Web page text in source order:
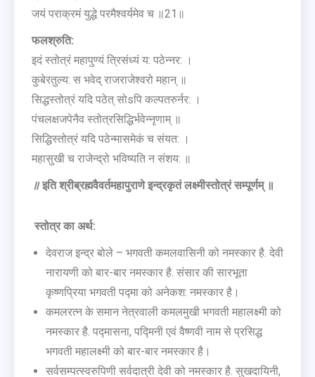
जयं पराक्रमं युद्धे परमैश्वर्यमेव च ॥21॥
फलश्रुति:
इदं स्तोत्रं महापुण्यं त्रिसंध्यं य: पठेन्नर: ।
कुबेरतुल्य: स भवेद् राजराजेश्वरो महान् ॥
सिद्धस्तोत्रं यदि पठेत् सोsपि कल्पतरुर्नर: ।
पंचलक्षजपेनैव स्तोत्रसिद्धिर्भवेन्नृणाम् ॥
सिद्धिस्तोत्रं यदि पठेन्मासमेकं च संयत: ।
महासुखी च राजेन्द्रो भविष्यति न संशय: ॥
॥इति श्रीब्रह्मवैवर्तमहापुराणे इन्द्रकृतं लक्ष्मीस्तोत्रं सम्पूर्णम् ॥
स्तोत्र का अर्थ:
देवराज इन्द्र बोले – भगवती कमलवासिनी को नमस्कार है. देवी
नारायणी को बार-बार नमस्कार है. संसार की सारभूता
कृष्णप्रिया भगवती पद्मा को अनेकश: नमस्कार है।
कमलरत्न के समान नेत्रवाली कमलमुखी भगवती महालक्ष्मी को
नमस्कार है. पद्मासना, पद्मिनी एवं वैष्णवी नाम से प्रसिद्ध
भगवती महालक्ष्मी को बार-बार नमस्कार है।
सर्वसम्पत्स्वरुपिणी सर्वदात्री देवी को नमस्कार है. सुखदायिनी,